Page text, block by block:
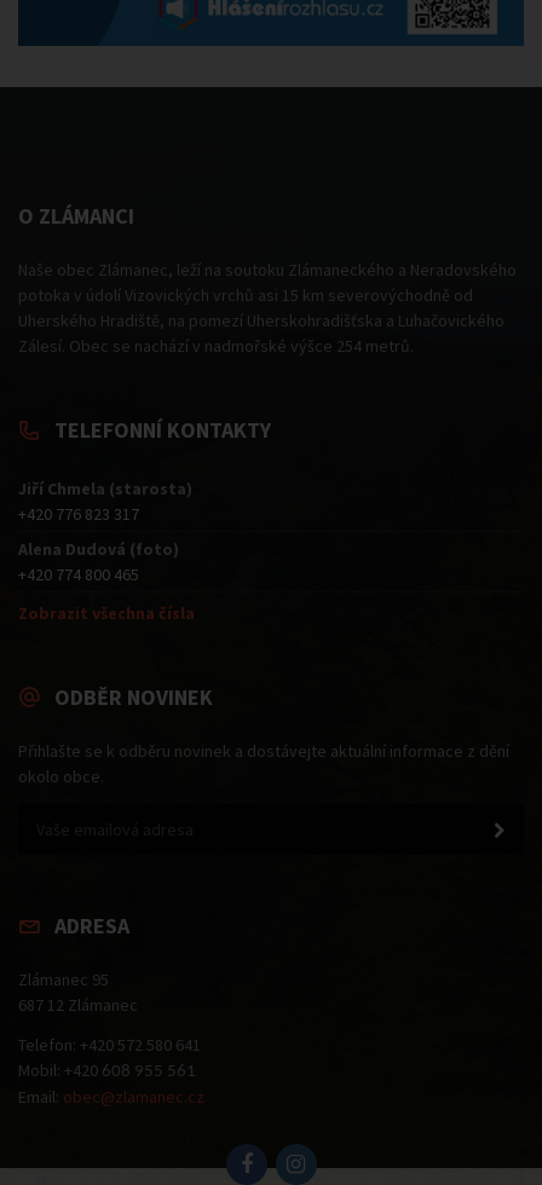
O ZLÁMANCI
Naše obec Zlámanec, leží na soutoku Zlámaneckého a Neradovského
potoka v údolí Vizovických vrchů asi 15 km severovýchodně od
Uherského Hradiště, na pomezí Uherskohradišťska a Luhačovického
Zálesí. Obec se nachází v nadmořské výšce 254 metrů.
TELEFONNÍ KONTAKTY
Jiří Chmela (starosta)
+420 776 823 317
Alena Dudová (foto)
+420 774 800 465
Zobrazit všechna čísla
ODBĚR NOVINEK
Přihlašte se k odběru novinek a dostávejte aktuální informace z dění
okolo obce.
ADRESA
Zlámanec 95
687 12 Zlámanec
Telefon: +420 572 580 641
Mobil: +420 608 955 561
Email: obec@zlamanec.cz